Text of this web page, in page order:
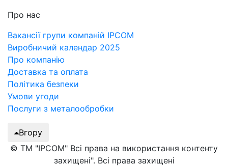
Про нас
Вакансії групи компаній IPCOM
Виробничий календар 2025
Про компанію
Доставка та оплата
Політика безпеки
Умови угоди
Послуги з металообробки
Вгору
© ТМ "IPCOM" Всі права на використання контенту
захищені". Всі права захищені